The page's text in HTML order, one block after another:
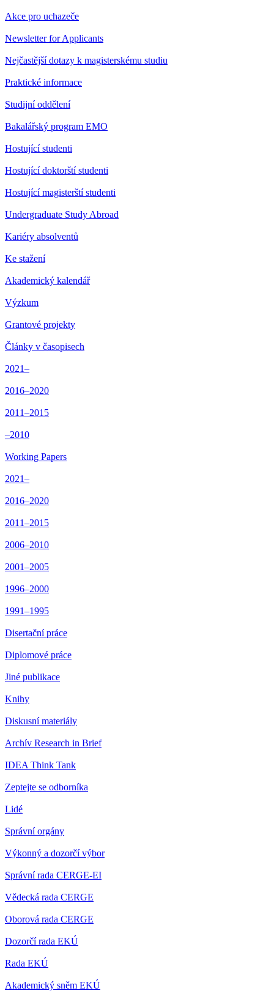
Akce pro uchazeče
Newsletter for Applicants
Nejčastější dotazy k magisterskému studiu
Praktické informace
Studijní oddělení
Bakalářský program EMO
Hostující studenti
Hostující doktorští studenti
Hostující magisterští studenti
Undergraduate Study Abroad
Kariéry absolventů
Ke stažení
Akademický kalendář
Výzkum
Grantové projekty
Články v časopisech
2021–
2016–2020
2011–2015
–2010
Working Papers
2021–
2016–2020
2011–2015
2006–2010
2001–2005
1996–2000
1991–1995
Disertační práce
Diplomové práce
Jiné publikace
Knihy
Diskusní materiály
Archív Research in Brief
IDEA Think Tank
Zeptejte se odborníka
Lidé
Správní orgány
Výkonný a dozorčí výbor
Správní rada CERGE-EI
Vědecká rada CERGE
Oborová rada CERGE
Dozorčí rada EKÚ
Rada EKÚ
Akademický sněm EKÚ